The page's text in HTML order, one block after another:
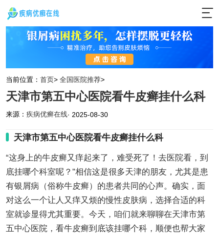
当前位置： 首页> 全国医院推荐>
天津市第五中心医院看牛皮癣挂什么科
来源： 疾病优癣在线· 2025-08-30
天津市第五中心医院看牛皮癣挂什么科
“这身上的牛皮癣又痒起来了，难受死了！去医院看，到
底挂哪个科室呢？”相信这是很多天津的朋友，尤其是患
有银屑病（俗称牛皮癣）的患者共同的心声。确实，面
对这么一个让人又痒又烦的慢性皮肤病，选择合适的科
室就诊显得尤其重要。今天，咱们就来聊聊在天津市第
五中心医院，看牛皮癣到底该挂哪个科，顺便也帮大家